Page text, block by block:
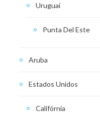
Uruguai
Punta Del Este
Aruba
Estados Unidos
Califórnia